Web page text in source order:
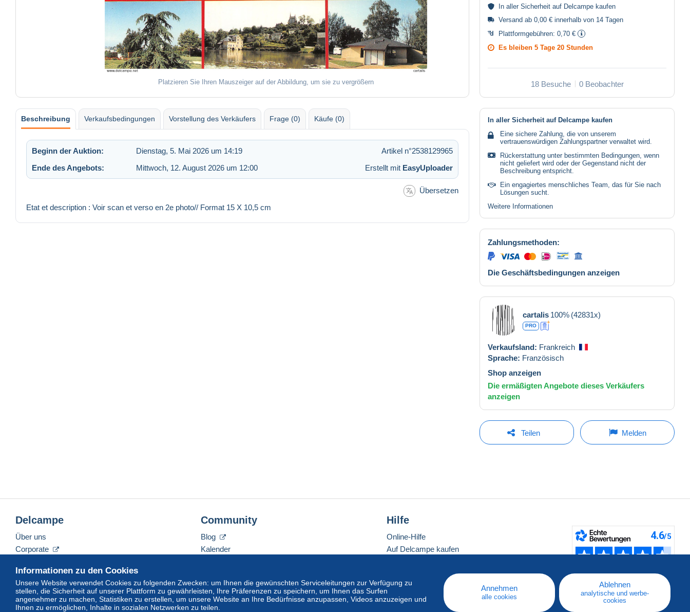
Platzieren Sie Ihren Mauszeiger auf der Abbildung, um sie zu vergrößern
In aller Sicherheit auf Delcampe kaufen
Versand ab 0,00 € innerhalb von 14 Tagen
Plattformgebühren: 0,70 €
Es bleiben 5 Tage 20 Stunden
18 Besuche 0 Beobachter
Beschreibung Verkaufsbedingungen Vorstellung des Verkäufers Frage (0) Käufe (0)
Beginn der Auktion: Dienstag, 5. Mai 2026 um 14:19
Artikel n°2538129965
Ende des Angebots:
Mittwoch, 12. August 2026 um 12:00 Erstellt mit EasyUploader
Übersetzen
Etat et description : Voir scan et verso en 2e photo// Format 15 X 10,5 cm
In aller Sicherheit auf Delcampe kaufen
Eine sichere Zahlung, die von unserem
vertrauenswürdigen Zahlungspartner verwaltet wird.
Rückerstattung unter bestimmten Bedingungen, wenn
nicht geliefert wird oder der Gegenstand nicht der
Beschreibung entspricht.
Ein engagiertes menschliches Team, das für Sie nach
Lösungen sucht.
Weitere Informationen
Zahlungsmethoden:
Die Geschäftsbedingungen anzeigen
cartalis 100% (42831x)
PRO
Verkaufsland: Frankreich
Sprache: Französisch
Shop anzeigen
Die ermäßigten Angebote dieses Verkäufers
anzeigen
Teilen Melden
Informationen zu den Cookies
Unsere Website verwendet Cookies zu folgenden Zwecken: um Ihnen die gewünschten Serviceleitungen zur Verfügung zu
stellen, die Sicherheit auf unserer Plattform zu gewährleisten, Ihre Präferenzen zu speichern, um Ihnen das Surfen
angenehmer zu machen, Statistiken zu erstellen, um unsere Website an Ihre Bedürfnisse anzupassen, Videos anzuzeigen und
Ihnen zu ermöglichen, Inhalte in sozialen Netzwerken zu teilen.
Annehmen
alle cookies
Ablehnen
analytische und werbe-
cookies
Delcampe
Über uns
Corporate
Nehmen Sie Kontakt mit uns auf
Community
Blog
Kalender
Hilfe
Online-Hilfe
Auf Delcampe kaufen
Eine sichere Website